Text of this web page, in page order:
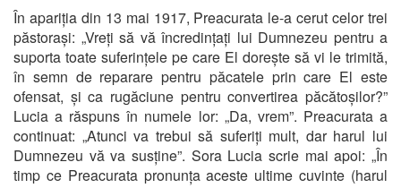
În apariția din 13 mai 1917, Preacurata le-a cerut celor trei
păstorași: „Vreți să vă încredințați lui Dumnezeu pentru a
suporta toate suferințele pe care El dorește să vi le trimită,
în semn de reparare pentru păcatele prin care El este
ofensat, și ca rugăciune pentru convertirea păcătoșilor?”
Lucia a răspuns în numele lor: „Da, vrem”. Preacurata a
continuat: „Atunci va trebui să suferiți mult, dar harul lui
Dumnezeu vă va susține”. Sora Lucia scrie mai apoi: „În
timp ce Preacurata pronunța aceste ultime cuvinte (harul